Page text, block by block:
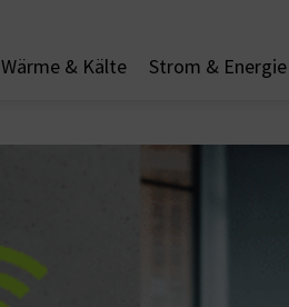
Wärme & Kälte Strom & Energie